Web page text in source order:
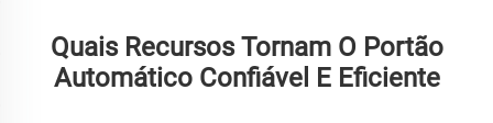
Quais Recursos Tornam O Portão
Automático Confiável E Eficiente